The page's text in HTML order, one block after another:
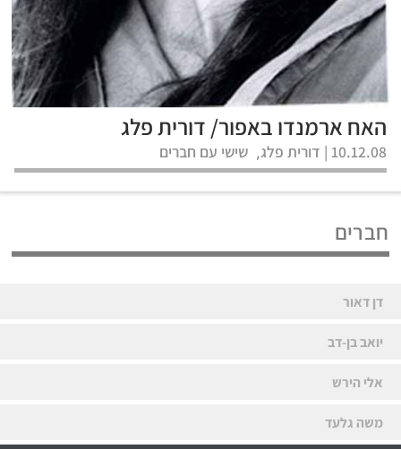
האח ארמנדו באפור/ דורית פלג
10.12.08 | דורית פלג, שישי עם חברים
חברים
דן דאור
יואב בן-דב
אלי הירש
משה גלעד